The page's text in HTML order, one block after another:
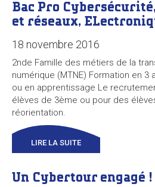
Bac Pro
et réseaux,
18 novembre 2016
2nde Famille des métiers de la
numérique (MTNE) Formation en 3
ou en apprentissage Le
élèves de 3ème ou pour des
réorientation.
LIRE LA SUITE
Un Cybertour engagé !